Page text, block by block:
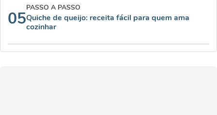
05
PASSO A PASSO
Quiche de queijo: receita fácil para quem ama
cozinhar